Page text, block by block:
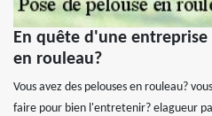
En quête d'une
en rouleau?
Vous avez des pelouses en rouleau?
faire pour bien l'entretenir? elagueur